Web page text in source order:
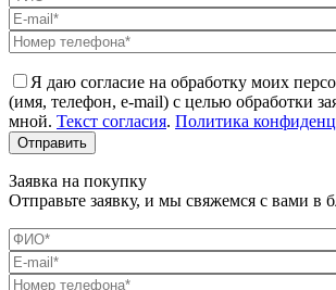
Я даю согласие на обработку моих
(имя, телефон, e-mail) с целью обработки
мной. Текст согласия. Политика
Заявка на покупку
Отправьте заявку, и мы свяжемся с вами в